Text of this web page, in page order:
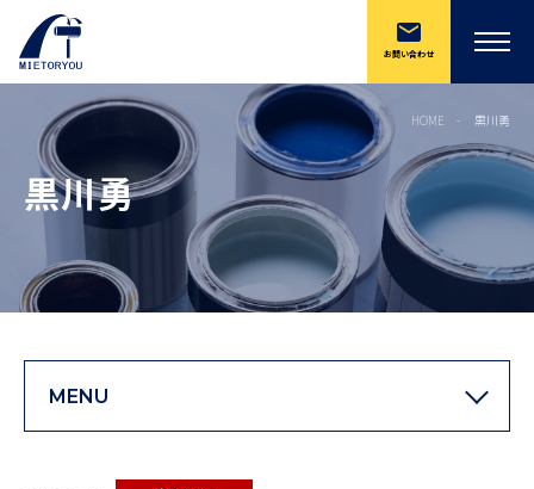
お問い合わせ
HOME 黒川勇
黒川勇
MENU